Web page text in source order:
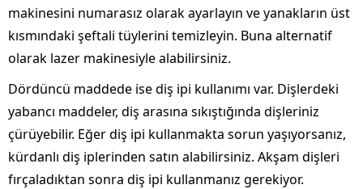
makinesini numarasız olarak ayarlayın ve yanakların üst
kısmındaki şeftali tüylerini temizleyin. Buna alternatif
olarak lazer makinesiyle alabilirsiniz.
Dördüncü maddede ise diş ipi kullanımı var. Dişlerdeki
yabancı maddeler, diş arasına sıkıştığında dişleriniz
çürüyebilir. Eğer diş ipi kullanmakta sorun yaşıyorsanız,
kürdanlı diş iplerinden satın alabilirsiniz. Akşam dişleri
fırçaladıktan sonra diş ipi kullanmanız gerekiyor.